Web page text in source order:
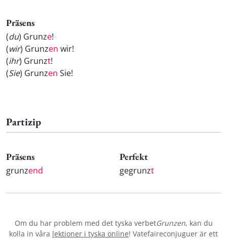
Präsens
(du) Grunze!
(wir) Grunzen wir!
(ihr) Grunzt!
(Sie) Grunzen Sie!
Partizip
Präsens
grunzend
Perfekt
gegrunzt
Om du har problem med det tyska verbetGrunzen, kan du
kolla in våra lektioner i tyska online! Vatefaireconjuguer är ett